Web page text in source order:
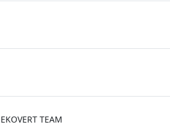
EKOVERT TEAM